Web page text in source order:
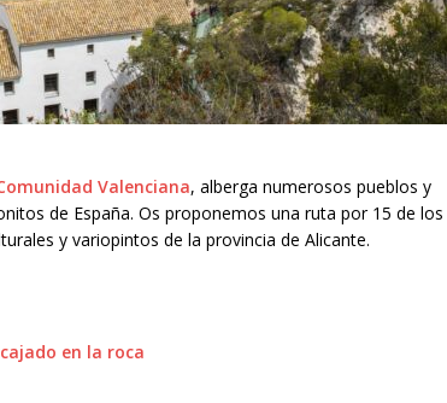
Valenciana, alberga numerosos pueblos y
de España. Os proponemos una ruta por 15 de los
y variopintos de la provincia de Alicante.
en la roca